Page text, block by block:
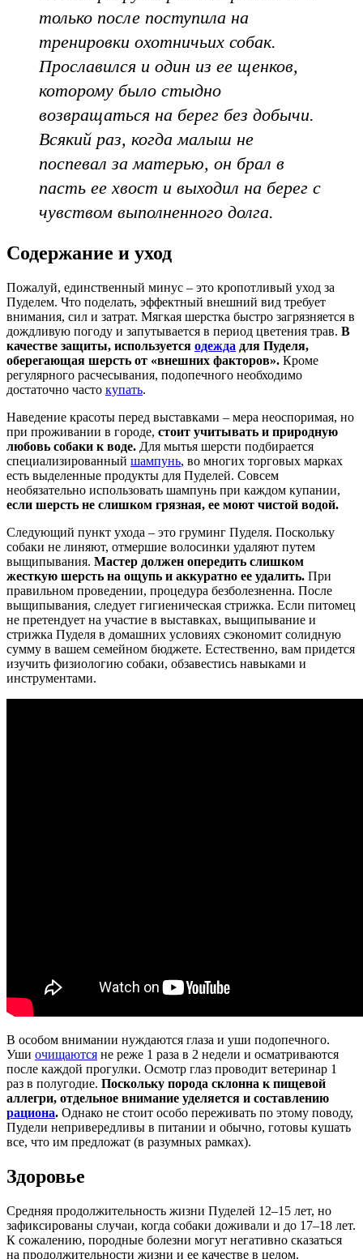
только после поступила на
тренировки охотничьих собак.
Прославился и один из ее щенков,
которому было стыдно
возвращаться на берег без добычи.
Всякий раз, когда малыш не
поспевал за матерью, он брал в
пасть ее хвост и выходил на берег с
чувством выполненного долга.
Содержание и уход
Пожалуй, единственный минус – это кропотливый уход за
Пуделем. Что поделать, эффектный внешний вид требует
внимания, сил и затрат. Мягкая шерстка быстро загрязняется в
дождливую погоду и запутывается в период цветения трав. В
качестве защиты, используется одежда для Пуделя,
оберегающая шерсть от «внешних факторов». Кроме
регулярного расчесывания, подопечного необходимо
достаточно часто купать.
Наведение красоты перед выставками – мера неоспоримая, но
при проживании в городе, стоит учитывать и природную
любовь собаки к воде. Для мытья шерсти подбирается
специализированный шампунь, во многих торговых марках
есть выделенные продукты для Пуделей. Совсем
необязательно использовать шампунь при каждом купании,
если шерсть не слишком грязная, ее моют чистой водой.
Следующий пункт ухода – это груминг Пуделя. Поскольку
собаки не линяют, отмершие волосинки удаляют путем
выщипывания. Мастер должен опередить слишком
жесткую шерсть на ощупь и аккуратно ее удалить. При
правильном проведении, процедура безболезненна. После
выщипывания, следует гигиеническая стрижка. Если питомец
не претендует на участие в выставках, выщипывание и
стрижка Пуделя в домашних условиях сэкономит солидную
сумму в вашем семейном бюджете. Естественно, вам придется
изучить физиологию собаки, обзавестись навыками и
инструментами.
В особом внимании нуждаются глаза и уши подопечного.
Уши очищаются не реже 1 раза в 2 недели и осматриваются
после каждой прогулки. Осмотр глаз проводит ветеринар 1
раз в полугодие. Поскольку порода склонна к пищевой
аллегри, отдельное внимание уделяется и составлению
рациона. Однако не стоит особо переживать по этому поводу,
Пудели непривередливы в питании и обычно, готовы кушать
все, что им предложат (в разумных рамках).
Здоровье
Средняя продолжительность жизни Пуделей 12–15 лет, но
зафиксированы случаи, когда собаки доживали и до 17–18 лет.
К сожалению, породные болезни могут негативно сказаться
на продолжительности жизни и ее качестве в целом.